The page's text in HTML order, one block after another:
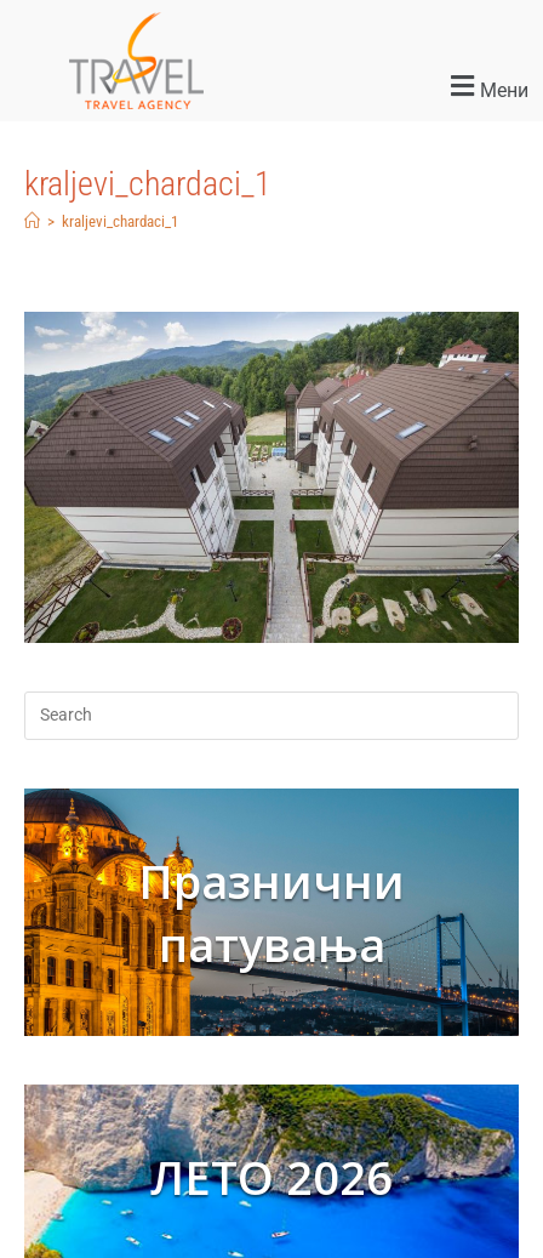
Мени
kraljevi_chardaci_1
> kraljevi_chardaci_1
Празнични
патувања
ЛЕТО 2026